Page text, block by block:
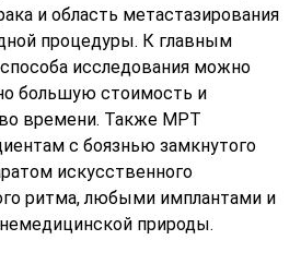
и область метастазирования
процедуры. К главным
исследования можно
большую стоимость и
времени. Также МРТ
с боязнью замкнутого
искусственного
ритма, любыми имплантами и
природы.